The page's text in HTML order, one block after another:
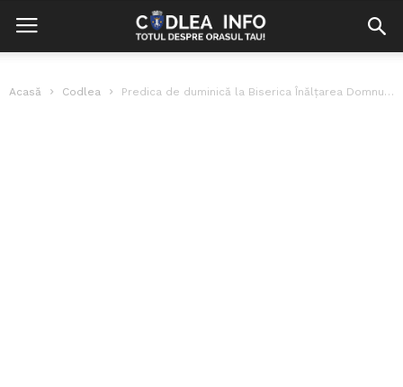
Acasă Codlea Predica de duminică la Biserica Înălțarea Domnului